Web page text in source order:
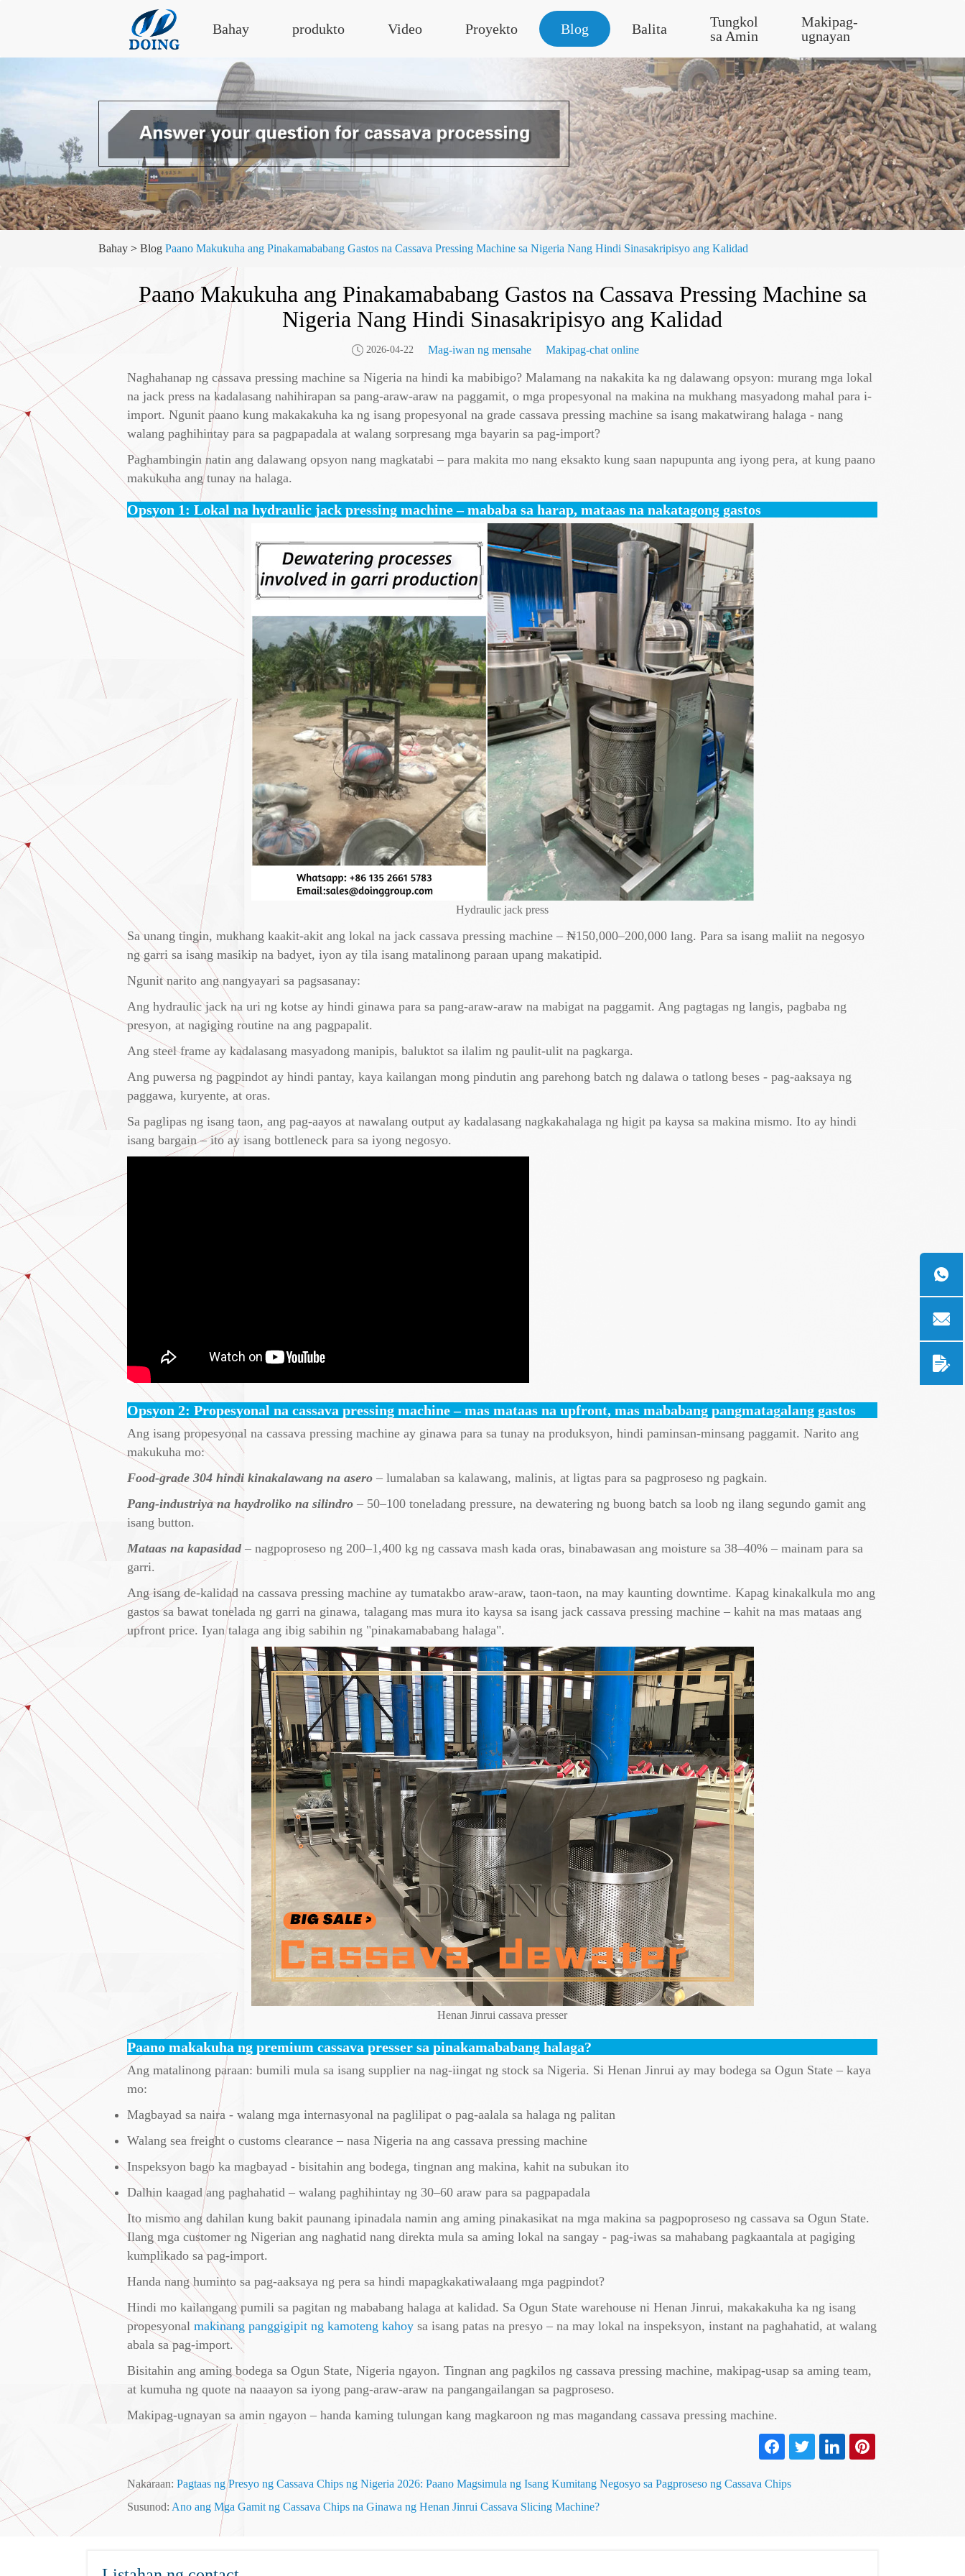
Bahay produkto Video Proyekto Blog Balita
Tungkol
sa Amin
Makipag-
ugnayan
Bahay > Blog Paano Makukuha ang Pinakamababang Gastos na Cassava Pressing Machine sa Nigeria Nang Hindi Sinasakripisyo ang Kalidad
Paano Makukuha ang Pinakamababang Gastos na Cassava Pressing Machine sa
Nigeria Nang Hindi Sinasakripisyo ang Kalidad
2026-04-22 Mag-iwan ng mensahe Makipag-chat online
Naghahanap ng cassava pressing machine sa Nigeria na hindi ka mabibigo? Malamang na nakakita ka ng dalawang opsyon: murang mga lokal
na jack press na kadalasang nahihirapan sa pang-araw-araw na paggamit, o mga propesyonal na makina na mukhang masyadong mahal para i-
import. Ngunit paano kung makakakuha ka ng isang propesyonal na grade cassava pressing machine sa isang makatwirang halaga - nang
walang paghihintay para sa pagpapadala at walang sorpresang mga bayarin sa pag-import?
Paghambingin natin ang dalawang opsyon nang magkatabi – para makita mo nang eksakto kung saan napupunta ang iyong pera, at kung paano
makukuha ang tunay na halaga.
Opsyon 1: Lokal na hydraulic jack pressing machine – mababa sa harap, mataas na nakatagong gastos
Hydraulic jack press
Sa unang tingin, mukhang kaakit-akit ang lokal na jack cassava pressing machine – ₦150,000–200,000 lang. Para sa isang maliit na negosyo
ng garri sa isang masikip na badyet, iyon ay tila isang matalinong paraan upang makatipid.
Ngunit narito ang nangyayari sa pagsasanay:
Ang hydraulic jack na uri ng kotse ay hindi ginawa para sa pang-araw-araw na mabigat na paggamit. Ang pagtagas ng langis, pagbaba ng
presyon, at nagiging routine na ang pagpapalit.
Ang steel frame ay kadalasang masyadong manipis, baluktot sa ilalim ng paulit-ulit na pagkarga.
Ang puwersa ng pagpindot ay hindi pantay, kaya kailangan mong pindutin ang parehong batch ng dalawa o tatlong beses - pag-aaksaya ng
paggawa, kuryente, at oras.
Sa paglipas ng isang taon, ang pag-aayos at nawalang output ay kadalasang nagkakahalaga ng higit pa kaysa sa makina mismo. Ito ay hindi
isang bargain – ito ay isang bottleneck para sa iyong negosyo.
Opsyon 2: Propesyonal na cassava pressing machine – mas mataas na upfront, mas mababang pangmatagalang gastos
Ang isang propesyonal na cassava pressing machine ay ginawa para sa tunay na produksyon, hindi paminsan-minsang paggamit. Narito ang
makukuha mo:
Food-grade 304 hindi kinakalawang na asero – lumalaban sa kalawang, malinis, at ligtas para sa pagproseso ng pagkain.
Pang-industriya na haydroliko na silindro – 50–100 toneladang pressure, na dewatering ng buong batch sa loob ng ilang segundo gamit ang
isang button.
Mataas na kapasidad – nagpoproseso ng 200–1,400 kg ng cassava mash kada oras, binabawasan ang moisture sa 38–40% – mainam para sa
garri.
Ang isang de-kalidad na cassava pressing machine ay tumatakbo araw-araw, taon-taon, na may kaunting downtime. Kapag kinakalkula mo ang
gastos sa bawat tonelada ng garri na ginawa, talagang mas mura ito kaysa sa isang jack cassava pressing machine – kahit na mas mataas ang
upfront price. Iyan talaga ang ibig sabihin ng "pinakamababang halaga".
Henan Jinrui cassava presser
Paano makakuha ng premium cassava presser sa pinakamababang halaga?
Ang matalinong paraan: bumili mula sa isang supplier na nag-iingat ng stock sa Nigeria. Si Henan Jinrui ay may bodega sa Ogun State – kaya
mo:
Magbayad sa naira - walang mga internasyonal na paglilipat o pag-aalala sa halaga ng palitan
Walang sea freight o customs clearance – nasa Nigeria na ang cassava pressing machine
Inspeksyon bago ka magbayad - bisitahin ang bodega, tingnan ang makina, kahit na subukan ito
Dalhin kaagad ang paghahatid – walang paghihintay ng 30–60 araw para sa pagpapadala
Ito mismo ang dahilan kung bakit paunang ipinadala namin ang aming pinakasikat na mga makina sa pagpoproseso ng cassava sa Ogun State.
Ilang mga customer ng Nigerian ang naghatid nang direkta mula sa aming lokal na sangay - pag-iwas sa mahabang pagkaantala at pagiging
kumplikado sa pag-import.
Handa nang huminto sa pag-aaksaya ng pera sa hindi mapagkakatiwalaang mga pagpindot?
Hindi mo kailangang pumili sa pagitan ng mababang halaga at kalidad. Sa Ogun State warehouse ni Henan Jinrui, makakakuha ka ng isang
propesyonal makinang panggigipit ng kamoteng kahoy sa isang patas na presyo – na may lokal na inspeksyon, instant na paghahatid, at walang
abala sa pag-import.
Bisitahin ang aming bodega sa Ogun State, Nigeria ngayon. Tingnan ang pagkilos ng cassava pressing machine, makipag-usap sa aming team,
at kumuha ng quote na naaayon sa iyong pang-araw-araw na pangangailangan sa pagproseso.
Makipag-ugnayan sa amin ngayon – handa kaming tulungan kang magkaroon ng mas magandang cassava pressing machine.
Nakaraan: Pagtaas ng Presyo ng Cassava Chips ng Nigeria 2026: Paano Magsimula ng Isang Kumitang Negosyo sa Pagproseso ng Cassava Chips
Susunod: Ano ang Mga Gamit ng Cassava Chips na Ginawa ng Henan Jinrui Cassava Slicing Machine?